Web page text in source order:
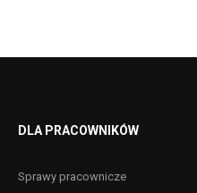
DLA PRACOWNIKÓW
Sprawy pracownicze